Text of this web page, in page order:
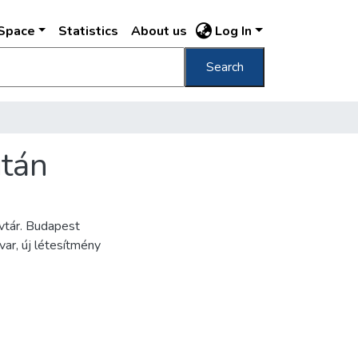
Statistics About us Log In
Search
Budapest
új létesítmény